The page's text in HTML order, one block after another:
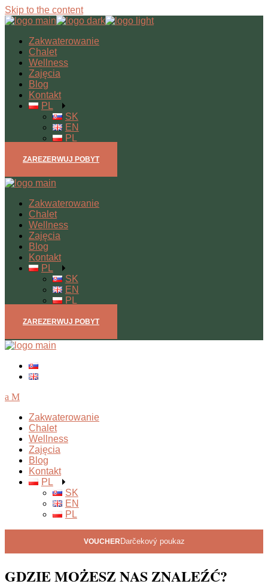
Skip to the content
Zakwaterowanie
Chalet
Wellness
Zajęcia
Blog
Kontakt
PL
SK
EN
PL
ZAREZERWUJ POBYT
Zakwaterowanie
Chalet
Wellness
Zajęcia
Blog
Kontakt
PL
SK
EN
PL
ZAREZERWUJ POBYT
Open mobile menu
Zakwaterowanie
Chalet
Wellness
Zajęcia
Blog
Kontakt
PL
SK
EN
PL
VOUCHER Darčekový poukaz
Kontakt
GDZIE MOŻESZ NAS ZNALEŹĆ?